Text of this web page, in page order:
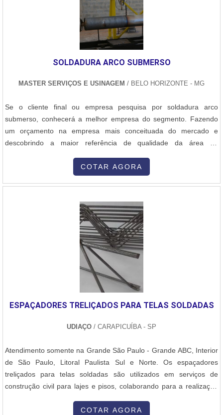
soldagens de termofusão, com tradição e reconhecimento no
mercado. Atuando com equipamentos de última geração e
profissionais experientes, capazes de oferecer soluções
inovadoras e que supram as necessidades de cada cliente, a DPS
termofusão;Locação de equipamentos; Soldagem por
eletrofusão.Há mais de 30 anos anos no mercado, a DPS é
Além de oferecer serviços de alta qualidade, ela atua com locação
de equipamentos e investe na capacitação de colaboradores, com
reciclagem e atualizações, garantindo que cada atendimento possa
suprir as expectativas de cada contratante. DETALHES SOBRE O
custa a soldagem de termofusão? Então, entre em contato agora
mesmo com um dos representantes comerciais da DPS Serviços e
saiba mais vantagens da contratação! Referência nacional e
SOLDADURA ARCO SUBMERSO
MASTER SERVIÇOS E USINAGEM / BELO HORIZONTE - MG
Se o cliente final ou empresa pesquisa por soldadura arco
submerso, conhecerá a melhor empresa do segmento. Fazendo
um orçamento na empresa mais conceituada do mercado e
descobrindo a maior referência de qualidade da área de
SUBMERSOQuem está à procura de soldadura arco submerso
vagões e recuperação de peças para motores e grupo geradores
jenbacher e cat, visando sempre a qualidade final para a
fidelização do cliente.Discorrendo ainda sobre soldadura arco
submerso, na essência da empresa, a mesma deve prezar pelos
produtos e serviços com ótima qualidade e proteção, detalhes que
passam despercebidos e podem gerar prejuízo futuros para os
clientes.É importante lembrar que o serviço deve sempre ser
prestado por empresas especializadas no segmento. Esse tipo de
além de evitar prejuízos com imprevistos e execuções mal
elaboradas. Assim, é possível poupar gastos
Usinagem ter se tornado destaque quando pensamos em uma
empresa que entrega confiança e serviços de qualidade. Alguns
desses motivos são: Corpo técnico especializado; Profissionais
com vasta experiência nas diversas áreas de atuação; Escritório de
uma área de 4.000m2; Equipamentos de última
COTAR AGORA
ESPAÇADORES TRELIÇADOS PARA TELAS SOLDADAS
UDIAÇO / CARAPICUÍBA - SP
Atendimento somente na Grande São Paulo - Grande ABC, Interior
de São Paulo, Litoral Paulista Sul e Norte. Os espaçadores
treliçados para telas soldadas são utilizados em serviços de
construção civil para lajes e pisos, colaborando para a realização
soldadas:- Redução do uso de formas e escoramentos - Redução
COTAR AGORA